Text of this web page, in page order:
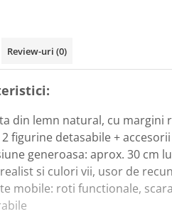
Copii
Review-uri (0)
din lemn natural, cu margini
figurine detasabile +
generoasa: aprox. 30 cm
si culori vii, usor de
mobile: roti functionale,